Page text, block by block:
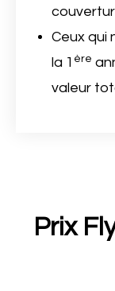
Ceux qui
la 1 ère
valeur
Prix